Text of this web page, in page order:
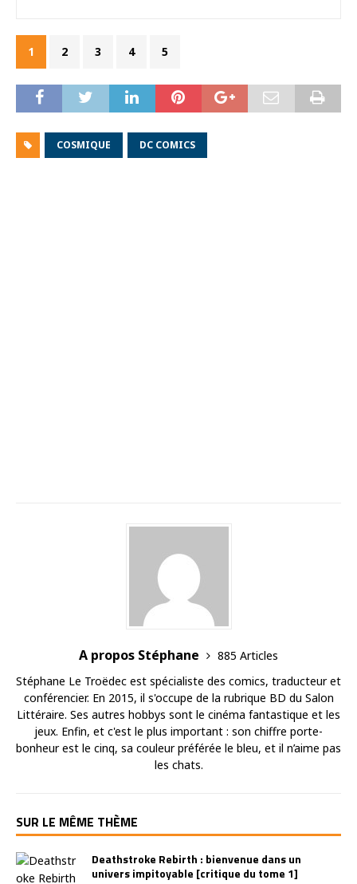
1 2 3 4 5
COSMIQUE DC COMICS
A propos Stéphane
885 Articles
Stéphane Le Troëdec est spécialiste des comics, traducteur et
conférencier. En 2015, il s'occupe de la rubrique BD du Salon
Littéraire. Ses autres hobbys sont le cinéma fantastique et les
jeux. Enfin, et c'est le plus important : son chiffre porte-
bonheur est le cinq, sa couleur préférée le bleu, et il n’aime pas
les chats.
SUR LE MÊME THÈME
Deathstroke Rebirth : bienvenue dans un
univers impitoyable [critique du tome 1]